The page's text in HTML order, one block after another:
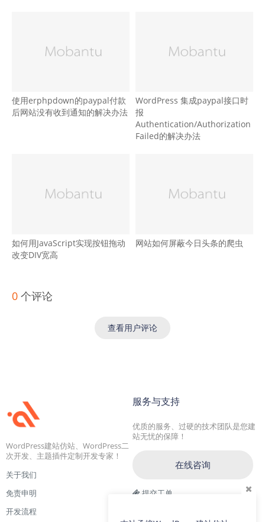
使用erphpdown的paypal付款
后网站没有收到通知的解决办法
WordPress 集成paypal接口时
报
Authentication/Authorization
Failed的解决办法
如何用JavaScript实现按钮拖动
改变DIV宽高
网站如何屏蔽今日头条的爬虫
0 个评论
查看用户评论
WordPress建站仿站、WordPress二
次开发、主题插件定制开发专家！
关于我们
免责申明
开发流程
服务与支持
优质的服务、过硬的技术团队是您建
站无忧的保障！
在线咨询
提交工单